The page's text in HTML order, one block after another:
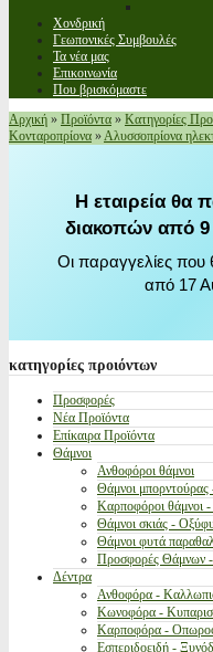
Χονδρική
Γεωπονικές Συμβουλές
Τα νέα μας
Επικοινωνία
Που βρισκόμαστε
Αρχική » Προϊόντα » Κατηγορίες
Κονταροπρίονα »Αλυσσοπρίονα
Η εταιρεία θα
διακοπών από 9
Οι παραγγελίες
από 17
κατηγορίες προιόντων
Προσφορές
Νέα Προϊόντα
Επίκαιρα Προϊόντα
Θάμνοι
Ανθοφόροι θάμνοι
Θάμνοι
Καρποφόροι θάμνοι
Θάμνοι σκιάς -
Θάμνοι φυτά
Προσφορές Θάμνων
Δέντρα
Ανθοφόρα -
Κωνοφόρα -
Καρποφόρα -
Εσπεριδοειδή -